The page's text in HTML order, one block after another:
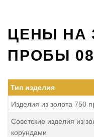
ЦЕНЫ НА
ПРОБЫ
Тип изделия
Изделия из золота 750
Советские изделия из
корундами